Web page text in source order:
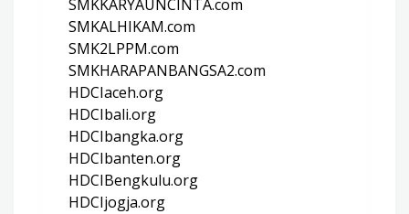
SMKKARYAUNCINTA.com
SMKALHIKAM.com
SMK2LPPM.com
SMKHARAPANBANGSA2.com
HDCIaceh.org
HDCIbali.org
HDCIbangka.org
HDCIbanten.org
HDCIBengkulu.org
HDCIjogja.org